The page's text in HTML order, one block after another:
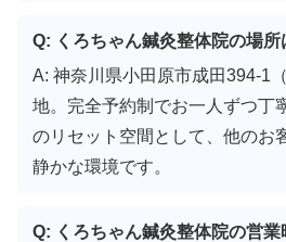
Q: くろちゃん鍼灸整体院の場所
A: 神奈川県小田原市成田394-1
地。完全予約制でお一人ずつ丁
のリセット空間として、他のお
静かな環境です。
Q: くろちゃん鍼灸整体院の営業